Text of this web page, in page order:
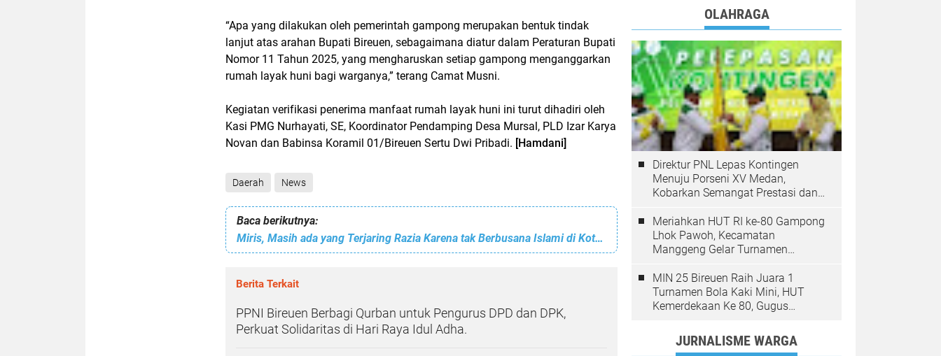
“Apa yang dilakukan oleh pemerintah gampong merupakan bentuk tindak
lanjut atas arahan Bupati Bireuen, sebagaimana diatur dalam Peraturan Bupati
Nomor 11 Tahun 2025, yang mengharuskan setiap gampong menganggarkan
rumah layak huni bagi warganya,” terang Camat Musni.
Kegiatan verifikasi penerima manfaat rumah layak huni ini turut dihadiri oleh
Kasi PMG Nurhayati, SE, Koordinator Pendamping Desa Mursal, PLD Izar Karya
Novan dan Babinsa Koramil 01/Bireuen Sertu Dwi Pribadi. [Hamdani]
Daerah News
Baca berikutnya:
Miris, Masih ada yang Terjaring Razia Karena tak Berbusana Islami di Kota Ampon Chiek Peusangan, Aceh
Berita Terkait
PPNI Bireuen Berbagi Qurban untuk Pengurus DPD dan DPK,
Perkuat Solidaritas di Hari Raya Idul Adha.
OLAHRAGA
Direktur PNL Lepas Kontingen
Menuju Porseni XV Medan,
Kobarkan Semangat Prestasi dan
Meriahkan HUT RI ke-80 Gampong
Lhok Pawoh, Kecamatan
Manggeng Gelar Turnamen
MIN 25 Bireuen Raih Juara 1
Turnamen Bola Kaki Mini, HUT
Kemerdekaan Ke 80, Gugus
JURNALISME WARGA